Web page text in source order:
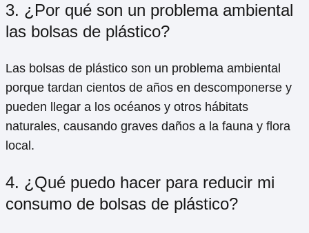
3. ¿Por qué son un problema ambiental
las bolsas de plástico?
Las bolsas de plástico son un problema ambiental
porque tardan cientos de años en descomponerse y
pueden llegar a los océanos y otros hábitats
naturales, causando graves daños a la fauna y flora
local.
4. ¿Qué puedo hacer para reducir mi
consumo de bolsas de plástico?